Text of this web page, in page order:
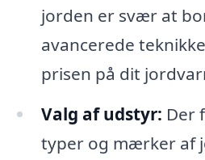
jorden er svær at
avancerede
prisen på dit
Valg af udstyr: Der
typer og mærker af